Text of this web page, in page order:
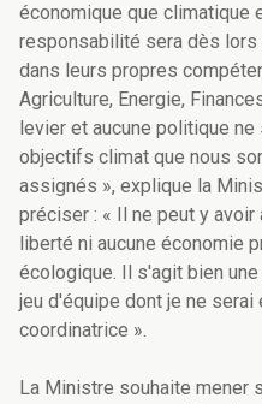
économique que climatique
responsabilité sera dès
dans leurs propres
Agriculture, Energie,
levier et aucune politique
objectifs climat que nous
assignés », explique la
préciser : « Il ne peut y avoir
liberté ni aucune économie
écologique. Il s'agit bien
jeu d'équipe dont je ne serai
coordinatrice ».
La Ministre souhaite mener